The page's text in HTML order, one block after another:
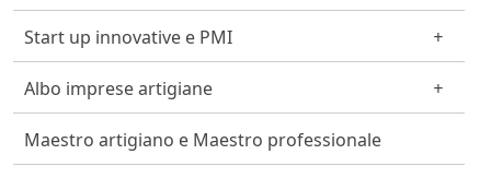
Start up innovative e PMI
Albo imprese artigiane
Maestro artigiano e Maestro professionale